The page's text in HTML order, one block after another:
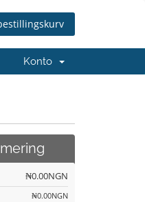
Konto
‎₦0.00NGN
‎₦0.00NGN